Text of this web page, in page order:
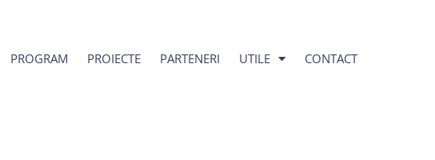
PROGRAM PROIECTE PARTENERI UTILE CONTACT